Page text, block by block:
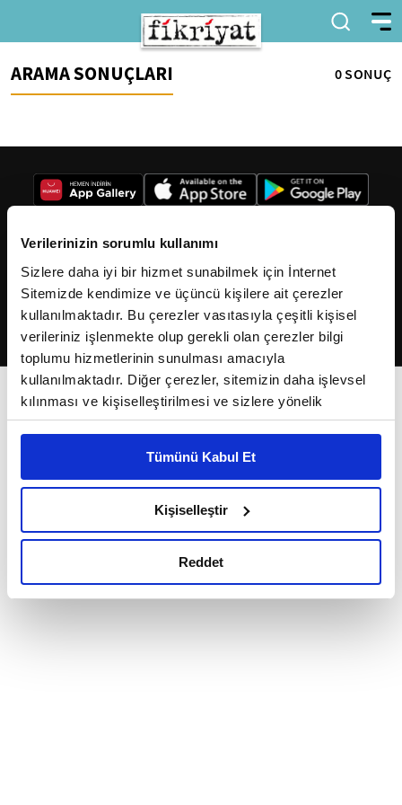
Verilerinizin sorumlu kullanımı
Sizlere daha iyi bir hizmet sunabilmek için İnternet
Sitemizde kendimize ve üçüncü kişilere ait çerezler
kullanılmaktadır. Bu çerezler vasıtasıyla çeşitli kişisel
verileriniz işlenmekte olup gerekli olan çerezler bilgi
toplumu hizmetlerinin sunulması amacıyla
kullanılmaktadır. Diğer çerezler, sitemizin daha işlevsel
kılınması ve kişiselleştirilmesi ve sizlere yönelik
reklam/pazarlama faaliyetlerinin yapılması, amaçlarıyla
Çerezlere ilişkin tercihlerinizi çerez paneli vasıtasıyla
belirleyebilirsiniz. Çerezlere ilişkin detaylı bilgi için
Ayarlar butonuna tıklayabilir,Çerez Bilgilendirme
Metnimizi ziyaret edebilirsiniz.
okumak ve sitemizi ziyaretiniz kapsamında
Tümünü Kabul Et
Kişiselleştir
Reddet
ARAMA SONUÇLARI 0 SONUÇ
2026Fikriyat. Tüm hakları saklıdır.